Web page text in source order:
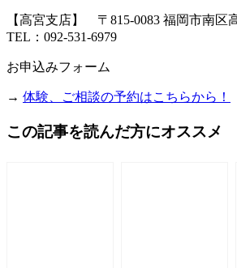
【高宮支店】 〒 815-0083 福岡市南区
TEL ： 092-531-6979
お申込みフォーム
→ 体験、ご相談の予約はこちらから！
この記事を読んだ方にオススメ